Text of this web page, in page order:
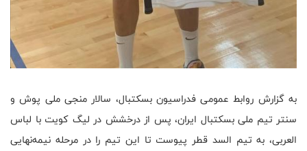
به گزارش روابط عمومی فدراسیون بسکتبال، سالار منجی ملی پوش و
سنتر تیم ملی بسکتبال ایران، پس از درخشش در لیگ کویت با لباس
العربی، به تیم السد قطر پیوست تا این تیم را در مرحله نیمه‌نهایی